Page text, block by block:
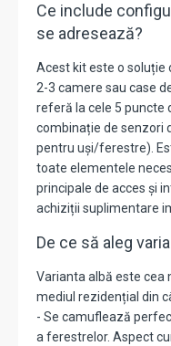
Ce include
se adresează?
Acest kit este o
2-3 camere sau case
referă la cele 5 puncte
combinație de senzori
pentru uși/ferestre).
toate elementele
principale de acces și
achiziții suplimentare
De ce să aleg
Varianta albă este cea
mediul rezidențial din
- Se camuflează
a ferestrelor. Aspect